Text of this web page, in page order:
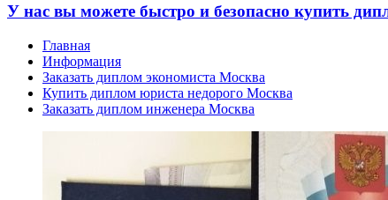
У нас вы можете быстро и безопасно купить
Главная
Информация
Заказать диплом экономиста Москва
Купить диплом юриста недорого Москва
Заказать диплом инженера Москва